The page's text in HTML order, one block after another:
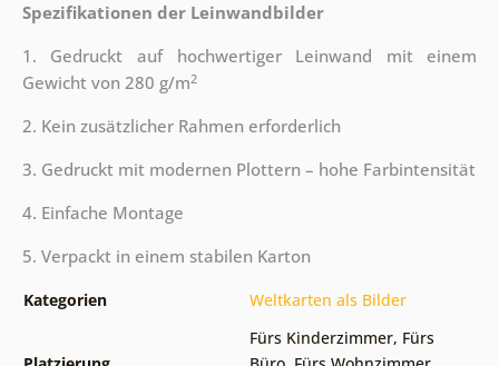
Spezifikationen der Leinwandbilder
1. Gedruckt auf hochwertiger Leinwand mit einem
Gewicht von 280 g/m2
2. Kein zusätzlicher Rahmen erforderlich
3. Gedruckt mit modernen Plottern – hohe Farbintensität
4. Einfache Montage
5. Verpackt in einem stabilen Karton
Kategorien Weltkarten als Bilder
Fürs Kinderzimmer, Fürs